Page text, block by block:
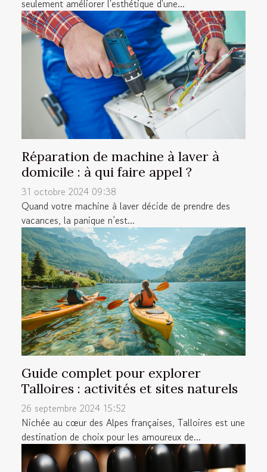
seulement améliorer l'esthétique d'une...
Réparation de machine à laver à
domicile : à qui faire appel ?
31 octobre 2024 09:38
Quand votre machine à laver décide de prendre des
vacances, la panique n’est...
Guide complet pour explorer
Talloires : activités et sites naturels
26 septembre 2024 15:52
Nichée au cœur des Alpes françaises, Talloires est une
destination de choix pour les amoureux de...